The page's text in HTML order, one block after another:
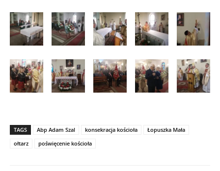
TAGS Abp Adam Szal konsekracja kościoła
Łopuszka Mała
ołtarz
poświęcenie kościoła